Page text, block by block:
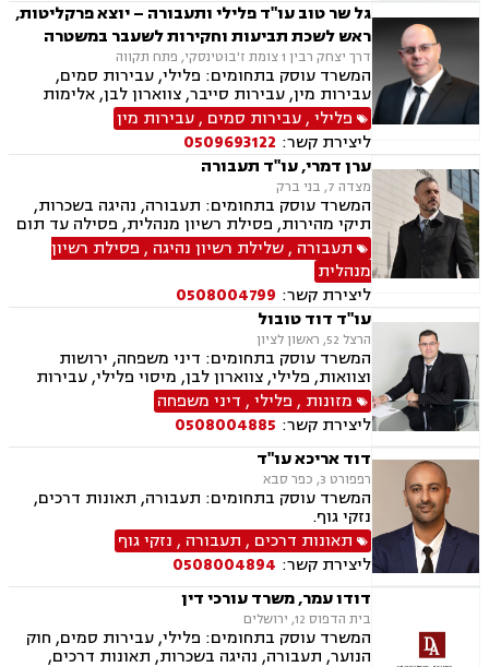
גל שר טוב עו"ד פלילי ותעבורה – יוצא פרקליטות,
ראש לשכת תביעות וחקירות לשעבר במשטרה
דרך יצחק רבין 1 צומת ז'בוטינסקי, פתח תקווה
המשרד עוסק בתחומים: פלילי, עבירות סמים,
עבירות מין, עבירות סייבר, צווארון לבן, אלימות
במשפחה, ייצוג קטינים, תעבורה, נהיגה בשכרות,
שלילת רשיון נהיגה, פסילת רשיון מנהלית, משטרה,
גרימת מוות ברשלנות, מעצרים, מעצרים עד תום
הליכים,עברות המתה, שחרורים בתנאים
פלילי,עבירות סמים ,עבירות מין
ליצירת קשר: 0509693122
ערן דמרי, עו"ד תעבורה
מצדה 7, בני ברק
המשרד עוסק בתחומים: תעבורה, נהיגה בשכרות,
תיקי מהירות, פסילת רשיון מנהלית, פסילה עד תום
ההליכים המשפטיים, תאונות דרכים, עבירות סמים,
משטרה
תעבורה ,שלילת רשיון נהיגה , פסילת רשיון
מנהלית
ליצירת קשר: 0508004799
עו"ד דוד טובול
הרצל 52, ראשון לציון
המשרד עוסק בתחומים: דיני משפחה, ירושות
וצוואות, פלילי, צווארון לבן, מיסוי פלילי, עבירות
מס, תעבורה, נהיגה בשכרות, שלילת רשיון נהיגה,
נוטריון, נדל"ן, עסקאות מכר דירה, לשון הרע
מזונות , פלילי, דיני משפחה
ליצירת קשר: 0508004885
דוד אריכא עו"ד
רפפורט 3, כפר סבא
המשרד עוסק בתחומים: תעבורה, תאונות דרכים,
נזקי גוף.
תאונות דרכים , תעבורה , נזקי גוף
ליצירת קשר: 0508004894
דודו עמר, משרד עורכי דין
בית הדפוס 12, ירושלים
המשרד עוסק בתחומים: פלילי, עבירות סמים, חוק
הנוער, תעבורה, נהיגה בשכרות, תאונות דרכים,